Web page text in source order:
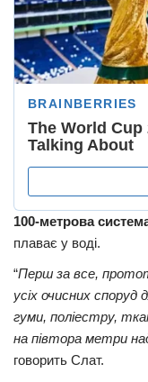
100-метрова
плаває у воді.
“Перш за все,
усіх очисних споруд
гуми, поліестру,
на півтора метри
говорить Слат.